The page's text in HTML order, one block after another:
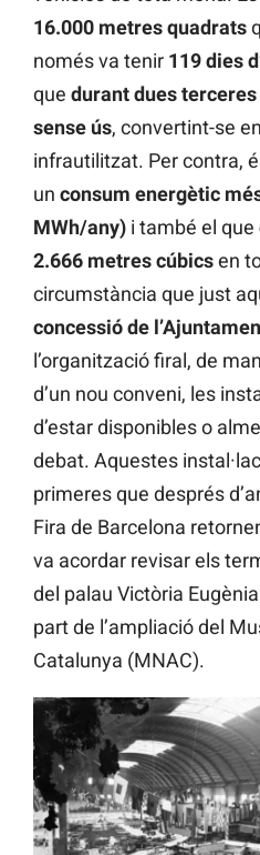
16.000 metres quadrats
només va tenir 119 dies
que durant dues terceres
sense ús, convertint-se
infrautilitzat. Per contra,
un consum energètic
MWh/any) i també el que
2.666 metres cúbicsen
circumstància que just
concessió de
l’organització firal, de
d’un nou conveni, les
d’estar disponibles o
debat. Aquestes
primeres que després
Fira de Barcelona
va acordar revisar els
del palau Victòria
part de l’ampliació del
Catalunya (MNAC).